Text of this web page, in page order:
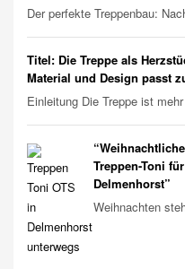
Der perfekte Treppenbau:
Titel: Die Treppe als
Material und Design passt
Einleitung Die Treppe ist
Treppen-Toni
Delmenhorst”
Weihnachten